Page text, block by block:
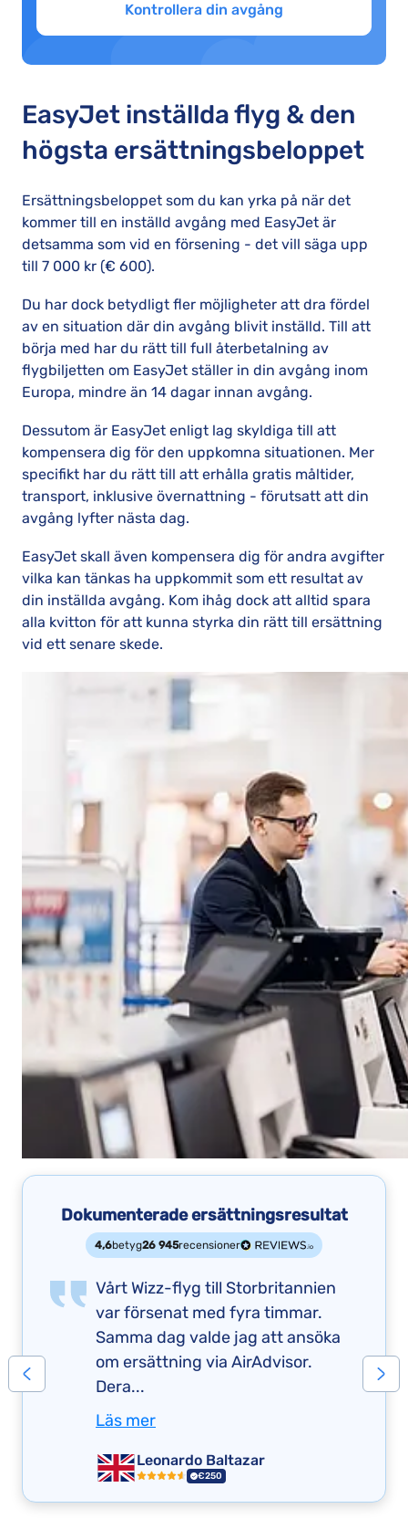
Kontrollera din avgång
EasyJet inställda flyg & den
högsta ersättningsbeloppet
Ersättningsbeloppet som du kan yrka på när det
kommer till en inställd avgång med EasyJet är
detsamma som vid en försening - det vill säga upp
till 7 000 kr (€ 600).
Du har dock betydligt fler möjligheter att dra fördel
av en situation där din avgång blivit inställd. Till att
börja med har du rätt till full återbetalning av
flygbiljetten om EasyJet ställer in din avgång inom
Europa, mindre än 14 dagar innan avgång.
Dessutom är EasyJet enligt lag skyldiga till att
kompensera dig för den uppkomna situationen. Mer
specifikt har du rätt till att erhålla gratis måltider,
transport, inklusive övernattning - förutsatt att din
avgång lyfter nästa dag.
EasyJet skall även kompensera dig för andra avgifter
vilka kan tänkas ha uppkommit som ett resultat av
din inställda avgång. Kom ihåg dock att alltid spara
alla kvitton för att kunna styrka din rätt till ersättning
vid ett senare skede.
Dokumenterade ersättningsresultat
4,6betyg26 945recensioner
Vårt Wizz-flyg till Storbritannien
var försenat med fyra timmar.
Samma dag valde jag att ansöka
om ersättning via AirAdvisor.
Dera...
Läs mer
Leonardo Baltazar
€250